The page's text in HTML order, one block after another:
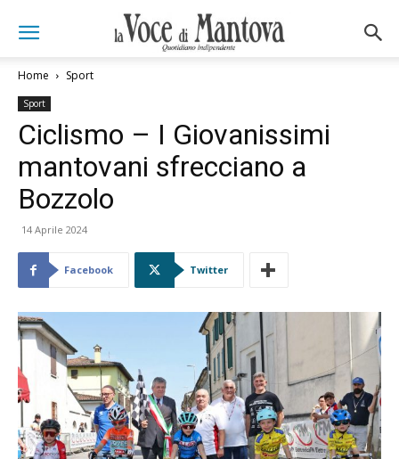
Home Sport
Sport
Ciclismo – I Giovanissimi
mantovani sfrecciano a
Bozzolo
14 Aprile 2024
Facebook Twitter